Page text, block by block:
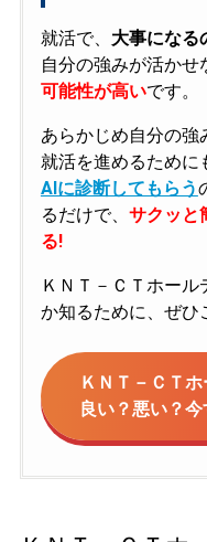
就活で、 大事になる
自分の強みが活かせ
可能性が高いです。
あらかじめ自分の強
就活を進めるために
AIに診断してもらう
るだけで、 サクッと
る!
ＫＮＴ－ＣＴホー
か知るために、ぜひ
ＫＮＴ－ＣＴ
良い？悪い？今